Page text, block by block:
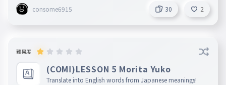
consome6915 30 2
難易度
(COMⅠ)LESSON 5 Morita Yuko
Translate into English words from Japanese meanings!